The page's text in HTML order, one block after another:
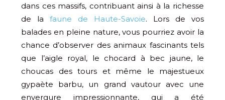
dans ces massifs, contribuant ainsi à la richesse
de la faune de Haute-Savoie. Lors de vos
balades en pleine nature, vous pourriez avoir la
chance d’observer des animaux fascinants tels
que l’aigle royal, le chocard à bec jaune, le
choucas des tours et même le majestueux
gypaète barbu, un grand vautour avec une
envergure impressionnante, qui a été